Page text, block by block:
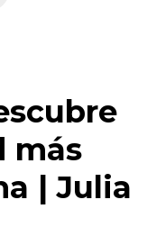
más
| Julia